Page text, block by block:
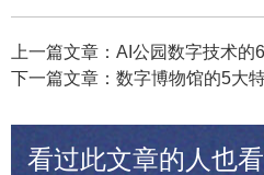
上一篇文章：AI公园数字技术的
下一篇文章：数字博物馆的5大
看过此文章的人也